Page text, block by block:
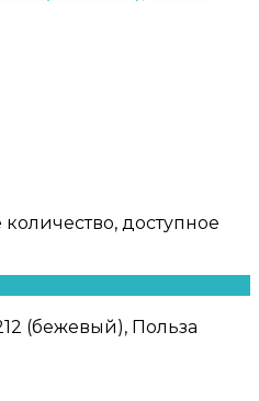
доступное
(бежевый), Польза